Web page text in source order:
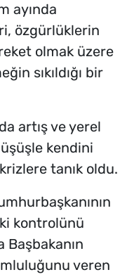
ayında
özgürlüklerin
olmak üzere
sıkıldığı bir
artış ve yerel
kendini
tanık oldu.
kontrolünü
Başbakanın
veren